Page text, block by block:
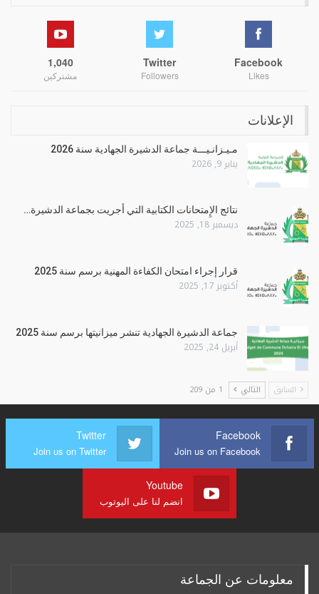
Facebook
Likes
Twitter
Followers
1,040
مشتركين
الإعلانات
مـيـزانـيـــة جماعة الدشيرة الجهادية سنة 2026
يناير 9, 2026
نتائج الإِمتحانات الكتابية التي أجريت بجماعة الدشيرة…
ديسمبر 18, 2025
قرار إجراء امتحان الكفاءة المهنية برسم سنة 2025
أكتوبر 17, 2025
جماعة الدشيرة الجهادية تنشر ميزانيتها برسم سنة 2025
أبريل 24, 2025
السابق التالي 1 من 209
Facebook
Join us on Facebook
Twitter
Join us on Twitter
Youtube
انضم لنا على اليوتوب
معلومات عن الجماعة